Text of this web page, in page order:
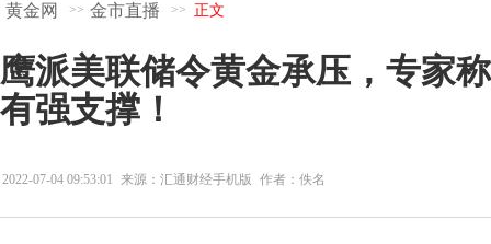
黄金网 >> 金市直播 >> 正文
鹰派美联储令黄金承压，专家
有强支撑！
2022-07-04 09:53:01 来源：汇通财经手机版 作者：佚名